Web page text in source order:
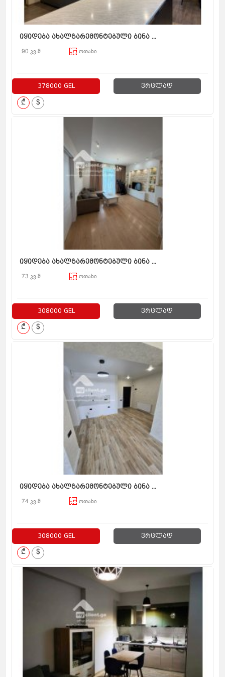
იყიდება ახალგარემონტებული ბინა ...
90 კვ.მ ოთახი
378000 GEL ვრცლად
₾ $
იყიდება ახალგარემონტებული ბინა ...
73 კვ.მ ოთახი
308000 GEL ვრცლად
₾ $
იყიდება ახალგარემონტებული ბინა ...
74 კვ.მ ოთახი
308000 GEL ვრცლად
₾ $